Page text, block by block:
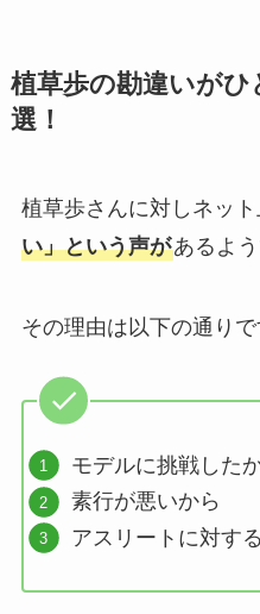
植草歩の勘違いが
選！
植草歩さんに対しネッ
い」という声があるよう
その理由は以下の通りで
モデルに挑戦した
素行が悪いから
アスリートに対す